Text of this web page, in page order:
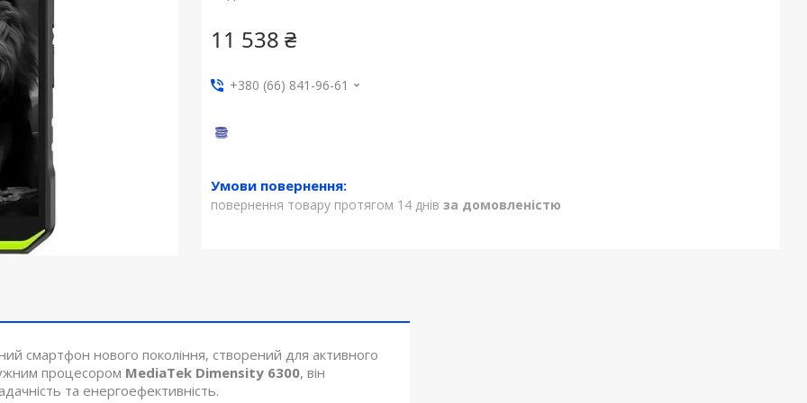
11 538 ₴
+380 (66) 841-96-61
повернення товару протягом 14 днів за домовленістю
смартфон нового покоління, створений для активного
процесором MediaTek Dimensity 6300, він
та енергоефективність.